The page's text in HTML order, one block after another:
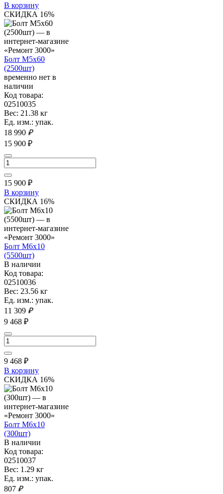
В корзину
СКИДКА 16%
Болт М5х60
(2500шт)
временно нет в
наличии
Код товара:
02510035
Вес: 21.38 кг
Ед. изм.: упак.
18 990 ₽
15 900 ₽
15 900 ₽
В корзину
СКИДКА 16%
Болт М6х10
(5500шт)
В наличии
Код товара:
02510036
Вес: 23.56 кг
Ед. изм.: упак.
11 309 ₽
9 468 ₽
9 468 ₽
В корзину
СКИДКА 16%
Болт М6х10
(300шт)
В наличии
Код товара:
02510037
Вес: 1.29 кг
Ед. изм.: упак.
807 ₽